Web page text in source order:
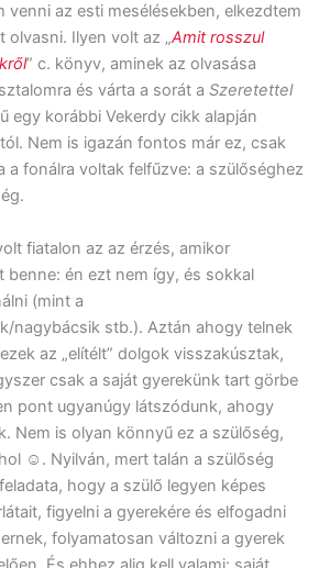
venni az esti mesélésekben, elkezdtem
olvasni. Ilyen volt az „Amit rosszul
” c. könyv, aminek az olvasása
és várta a sorát aSzeretettel
egy korábbi Vekerdy cikk alapján
Nem is igazán fontos már ez, csak
a fonálra voltak felfűzve: a szülőséghez
fiatalon az az érzés, amikor
benne: én ezt nem így, és sokkal
(mint a
nagybácsik stb.). Aztán ahogy telnek
az „elítélt” dolgok visszakúsztak,
csak a saját gyerekünk tart görbe
pont ugyanúgy látszódunk, ahogy
Nem is olyan könnyű ez a szülőség,
☺. Nyilván, mert talán a szülőség
hogy a szülő legyen képes
figyelni a gyerekére és elfogadni
folyamatosan változni a gyerek